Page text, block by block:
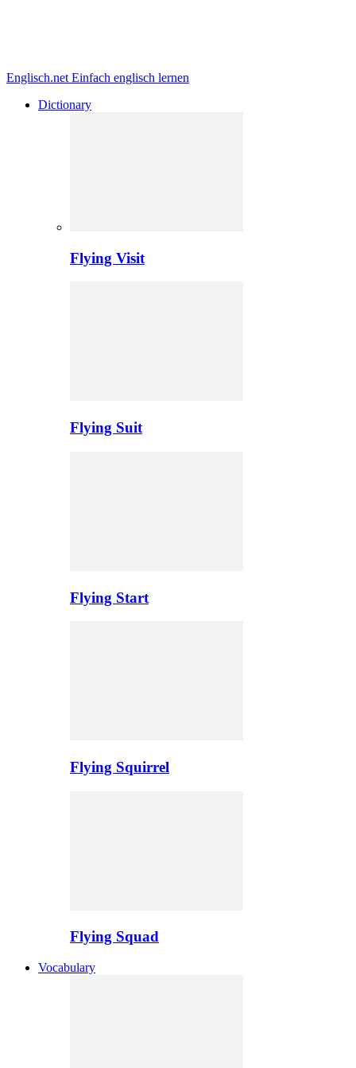
Englisch.net Einfach englisch lernen
Dictionary
Flying Visit
Flying Suit
Flying Start
Flying Squirrel
Flying Squad
Vocabulary